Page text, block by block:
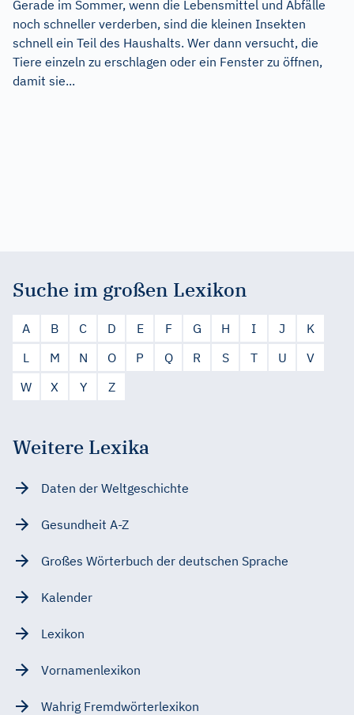
Gerade im Sommer, wenn die Lebensmittel und Abfälle
noch schneller verderben, sind die kleinen Insekten
schnell ein Teil des Haushalts. Wer dann versucht, die
Tiere einzeln zu erschlagen oder ein Fenster zu öffnen,
damit sie...
Suche im großen Lexikon
A B C D E F G H I J
K
L
M N O P Q R S T U
V
W
X Y Z
Weitere Lexika
Daten der Weltgeschichte
Gesundheit A-Z
Großes Wörterbuch der deutschen Sprache
Kalender
Lexikon
Vornamenlexikon
Wahrig Fremdwörterlexikon